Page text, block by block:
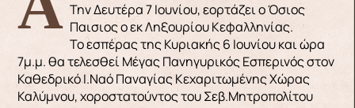
Την Δευτέρα 7 Ιουνίου, εορτάζει ο Όσιος
Παισιος ο εκ Ληξουρίου Κεφαλληνίας.
Το εσπέρας της Κυριακής 6 Ιουνίου και ώρα
7μ.μ. θα τελεσθεί Μέγας Πανηγυρικός Εσπερινός στον
Καθεδρικό Ι.Ναό Παναγίας Κεχαριτωμένης Χώρας
Καλύμνου, χοροστατούντος του Σεβ.Μητροπολίτου